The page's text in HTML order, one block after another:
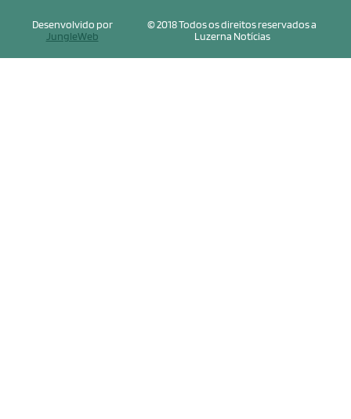
© 2018 Todos os direitos reservados a
Luzerna Notícias
Desenvolvido por
JungleWeb